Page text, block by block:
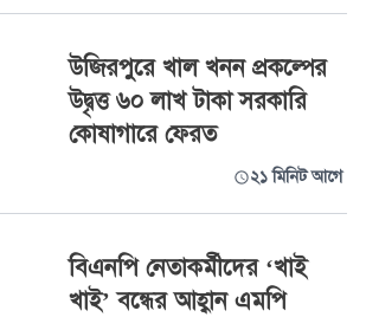
উজিরপুরে খাল খনন প্রকল্পের
উদ্বৃত্ত ৬০ লাখ টাকা সরকারি
কোষাগারে ফেরত
২১ মিনিট আগে
বিএনপি নেতাকর্মীদের ‘খাই
খাই’ বন্ধের আহ্বান এমপি